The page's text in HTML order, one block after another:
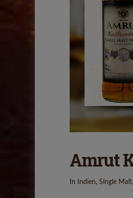
Amrut
In Indien, Single Malt,